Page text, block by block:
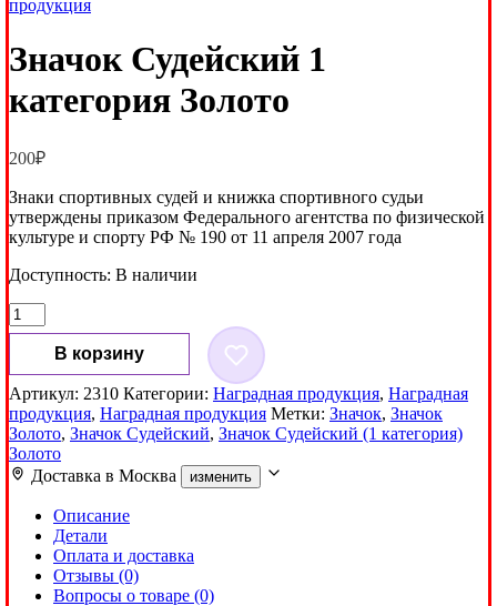
продукция
Значок Судейский 1
категория Золото
200₽
Знаки спортивных судей и книжка спортивного судьи
утверждены приказом Федерального агентства по физической
культуре и спорту РФ № 190 от 11 апреля 2007 года
Доступность: В наличии
Количество
товара
Значок
Судейский
1
категория
Золото
В корзину
Артикул: 2310 Категории: Наградная продукция, Наградная
продукция, Наградная продукция Метки: Значок, Значок
Золото, Значок Судейский, Значок Судейский (1 категория)
Золото
Доставка в Москва изменить
Описание
Детали
Оплата и доставка
Отзывы (0)
Вопросы о товаре (0)